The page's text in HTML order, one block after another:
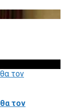
τον